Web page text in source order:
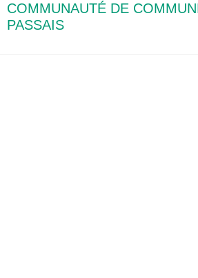
COMMUNAUTÉ DE
PASSAIS